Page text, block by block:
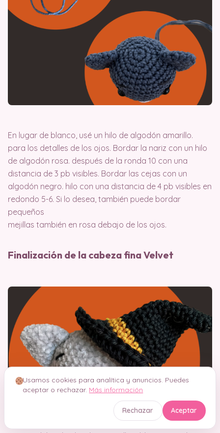
En lugar de blanco, usé un hilo de algodón amarillo.
para los detalles de los ojos. Bordar la nariz con un hilo
de algodón rosa. después de la ronda 10 con una
distancia de 3 pb visibles. Bordar las cejas con un
algodón negro. hilo con una distancia de 4 pb visibles en
redondo 5-6. Si lo desea, también puede bordar
pequeños
mejillas también en rosa debajo de los ojos.
Finalización de la cabeza fina Velvet
Usamos cookies para analítica y anuncios. Puedes
aceptar o rechazar. Más información
Rechazar Aceptar